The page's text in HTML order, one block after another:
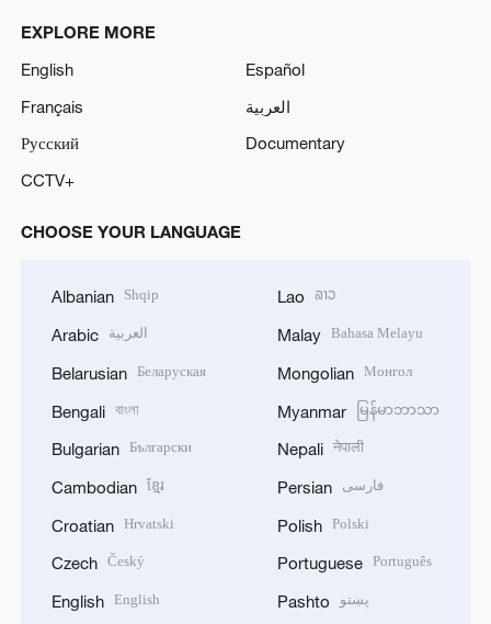
EXPLORE MORE
English
Español
Français
العربية
Русский
Documentary
CCTV+
CHOOSE YOUR LANGUAGE
Albanian Shqip
Arabic العربية
Belarusian Беларуская
Bengali বাংলা
Bulgarian Български
Cambodian ខ្មែរ
Croatian Hrvatski
Czech Český
English English
Lao ລາວ
Malay Bahasa Melayu
Mongolian Монгол
Myanmar မြန်မာဘာသာ
Nepali नेपाली
Persian فارسی
Polish Polski
Portuguese Português
Pashto پښتو